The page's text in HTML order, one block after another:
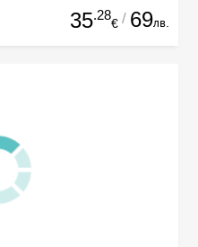
35.28
€ / 69лв.